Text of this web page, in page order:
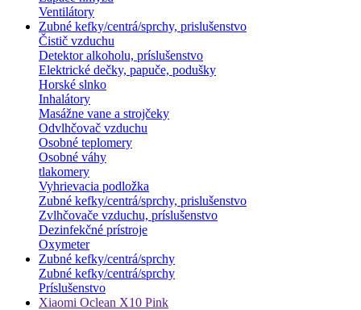
Ventilátory
Zubné kefky/centrá/sprchy, prislušenstvo
Čistič vzduchu
Detektor alkoholu, príslušenstvo
Elektrické dečky, papuče, podušky
Horské slnko
Inhalátory
Masážne vane a strojčeky
Odvlhčovač vzduchu
Osobné teplomery
Osobné váhy
tlakomery
Vyhrievacia podložka
Zubné kefky/centrá/sprchy, prislušenstvo
Zvlhčovače vzduchu, príslušenstvo
Dezinfekčné prístroje
Oxymeter
Zubné kefky/centrá/sprchy
Zubné kefky/centrá/sprchy
Príslušenstvo
Xiaomi Oclean X10 Pink